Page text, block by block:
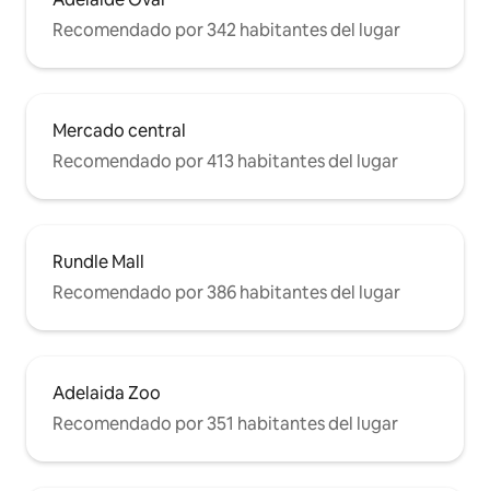
Recomendado por 342 habitantes del lugar
Mercado central
Recomendado por 413 habitantes del lugar
Rundle Mall
Recomendado por 386 habitantes del lugar
Adelaida Zoo
Recomendado por 351 habitantes del lugar